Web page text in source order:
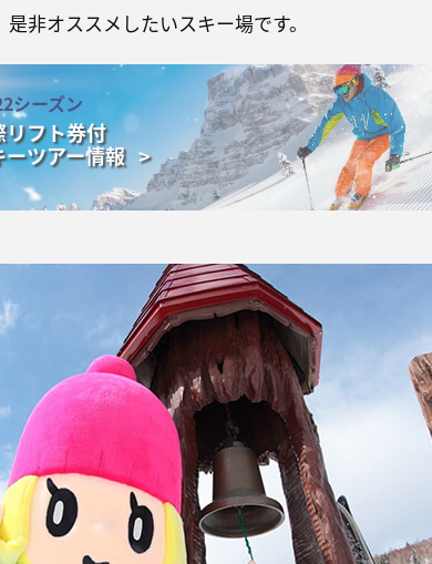
非オススメしたいスキー場です。
シーズン
リフト券付
ーツアー情報 >